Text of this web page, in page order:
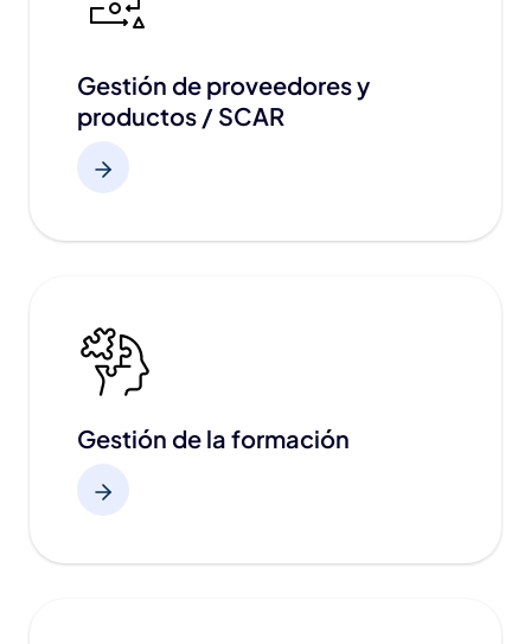
Gestión de proveedores y
productos / SCAR
Gestión de la formación